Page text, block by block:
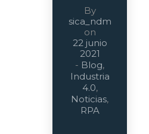
By
sica_ndm
on
22 junio
2021
- Blog,
Industria
4.0,
Noticias,
RPA